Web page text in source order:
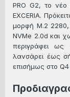
PRO G2, το νέο
EXCERIA.
μορφή M.2
NVMe 2.0d και
περιγράφει
λανσάρει έως
επισήμως στο